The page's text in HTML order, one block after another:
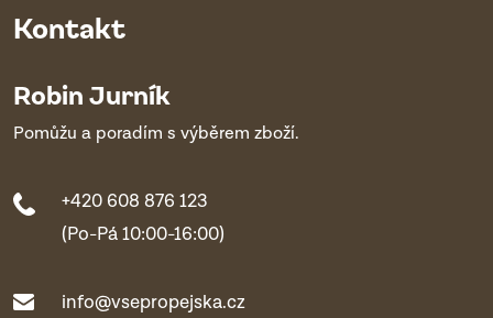
Kontakt
Robin Jurník
Pomůžu a poradím s výběrem zboží.
+420 608 876 123
(Po-Pá 10:00-16:00)
info@vsepropejska.cz